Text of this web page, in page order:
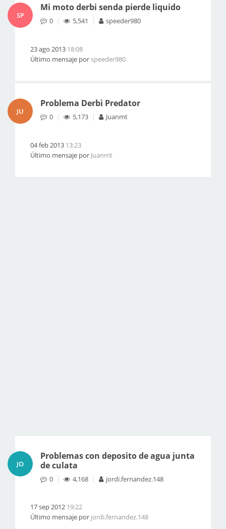
SP
Mi moto derbi senda pierde liquido
0 5,541 speeder980
23 ago 2013 18:08
Último mensaje porspeeder980
JU
Problema Derbi Predator
0 5,173 Juanmt
04 feb 2013 13:23
Último mensaje por Juanmt
JO
Problemas con deposito de agua junta
de culata
0 4,168 jordi.fernandez.148
17 sep 2012 19:22
Último mensaje por jordi.fernandez.148